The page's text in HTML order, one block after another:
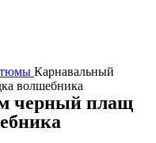
Карнавальный
волшебника
черный плащ